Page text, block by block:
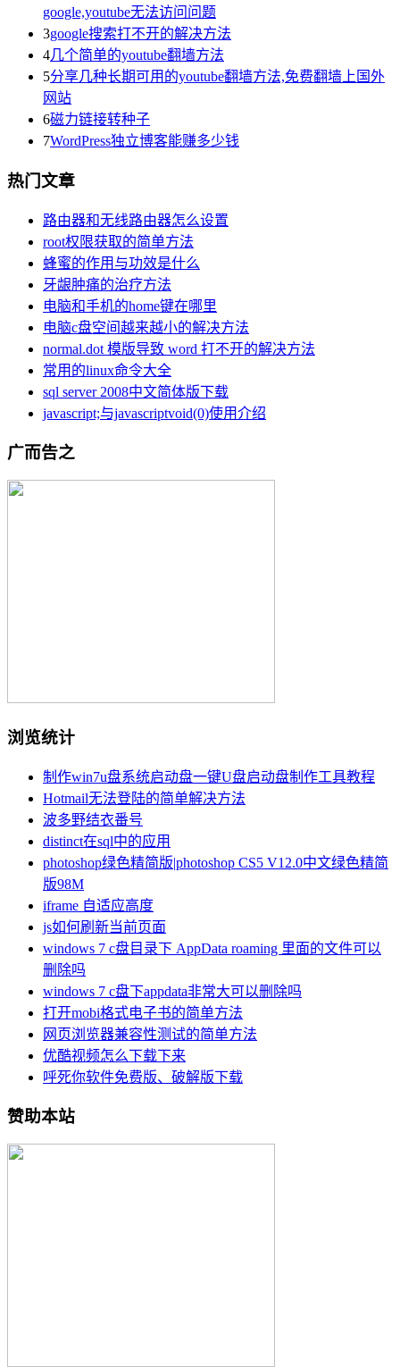
google,youtube无法访问问题
3google搜索打不开的解决方法
4几个简单的youtube翻墙方法
5分享几种长期可用的youtube翻墙方法,免费翻墙上国外
网站
6磁力链接转种子
7WordPress独立博客能赚多少钱
热门文章
路由器和无线路由器怎么设置
root权限获取的简单方法
蜂蜜的作用与功效是什么
牙龈肿痛的治疗方法
电脑和手机的home键在哪里
电脑c盘空间越来越小的解决方法
normal.dot 模版导致 word 打不开的解决方法
常用的linux命令大全
sql server 2008中文简体版下载
javascript;与javascriptvoid(0)使用介绍
广而告之
浏览统计
制作win7u盘系统启动盘一键U盘启动盘制作工具教程
Hotmail无法登陆的简单解决方法
波多野结衣番号
distinct在sql中的应用
photoshop绿色精简版|photoshop CS5 V12.0中文绿色精简
版98M
iframe 自适应高度
js如何刷新当前页面
windows 7 c盘目录下 AppData roaming 里面的文件可以
删除吗
windows 7 c盘下appdata非常大可以删除吗
打开mobi格式电子书的简单方法
网页浏览器兼容性测试的简单方法
优酷视频怎么下载下来
呼死你软件免费版、破解版下载
赞助本站